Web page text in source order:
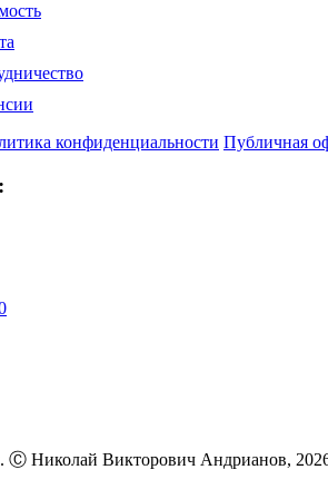
конфиденциальности Публичная
Ⓒ Николай Викторович Андрианов,